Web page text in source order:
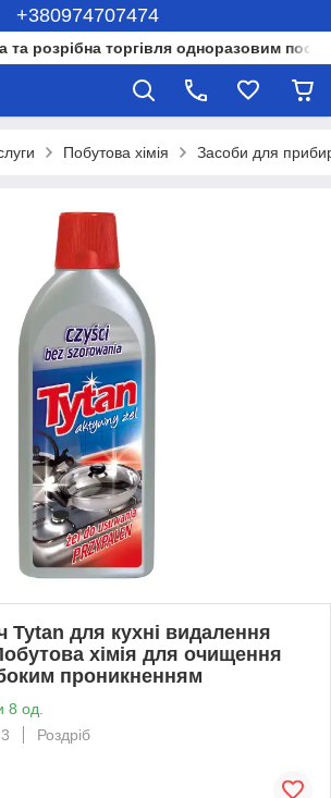
+380974707474
розрібна торгівля одноразовим
Побутова хімія Засоби для
Tytan для кухні видалення
хімія для очищення
проникненням
8 од.
Роздріб